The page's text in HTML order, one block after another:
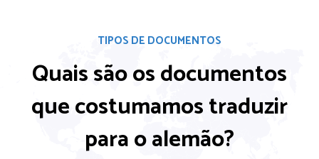
TIPOS DE DOCUMENTOS
Quais são os documentos
que costumamostraduzir
para o alemão?